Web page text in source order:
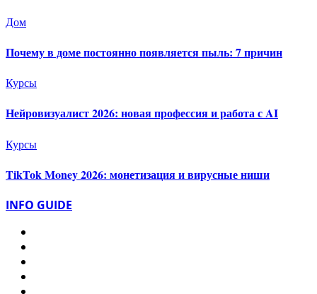
Дом
Почему в доме постоянно появляется пыль: 7 причин
Курсы
Нейровизуалист 2026: новая профессия и работа с AI
Курсы
TikTok Money 2026: монетизация и вирусные ниши
INFO GUIDE